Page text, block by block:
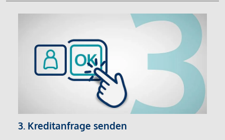
3. Kreditanfrage senden